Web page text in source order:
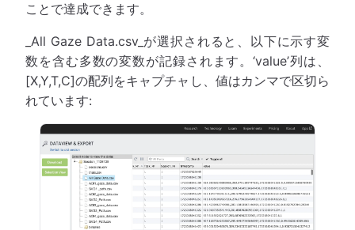
ことで達成できます。
_All Gaze Data.csv_が選択されると、以下に示す変
数を含む多数の変数が記録されます。‘value’列は、
[X,Y,T,C]の配列をキャプチャし、値はカンマで区切ら
れています: